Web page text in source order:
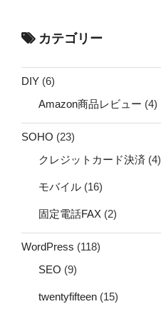
カテゴリー
DIY (6)
Amazon商品レビュー (4)
SOHO (23)
クレジットカード決済 (4)
モバイル (16)
固定電話FAX (2)
WordPress (118)
SEO (9)
twentyfifteen (15)